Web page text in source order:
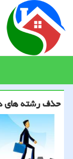
حذف رشته های